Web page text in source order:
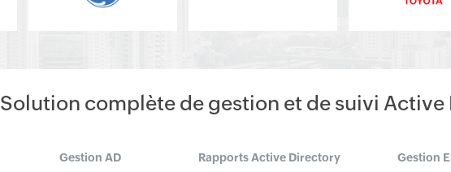
Solution complète de gestion et de suivi
Gestion AD Rapports Active Directory Gestion